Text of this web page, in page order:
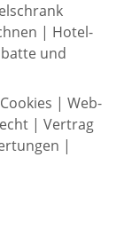
| Hotel-
und
Cookies | Web-
| Vertrag
|